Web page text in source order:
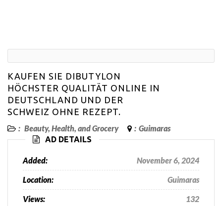
KAUFEN SIE DIBUTYLON
HÖCHSTER QUALITÄT ONLINE IN
DEUTSCHLAND UND DER
SCHWEIZ OHNE REZEPT.
: Beauty, Health, and Grocery : Guimaras
AD DETAILS
Added: November 6, 2024
Location: Guimaras
Views: 132